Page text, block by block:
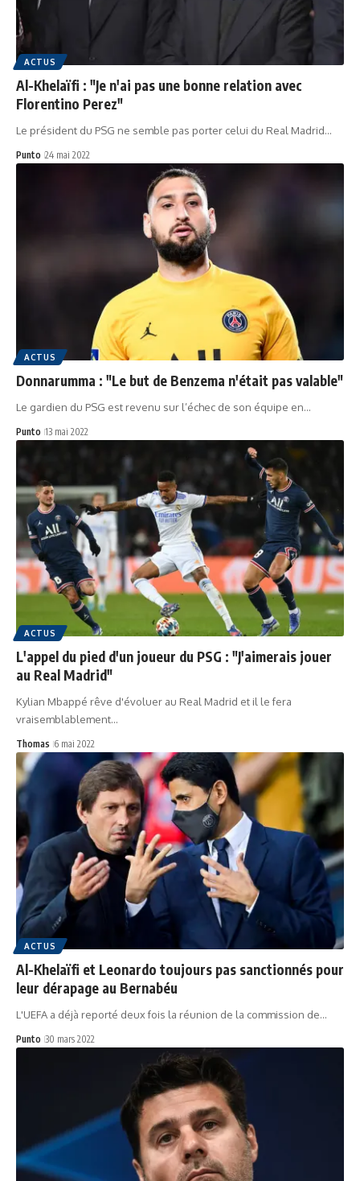
ACTUS
Al-Khelaïfi : "Je n'ai pas une bonne relation avec
Florentino Perez"
Le président du PSG ne semble pas porter celui du Real Madrid…
Punto 24 mai 2022
ACTUS
Donnarumma : "Le but de Benzema n'était pas valable"
Le gardien du PSG est revenu sur l’échec de son équipe en…
Punto 13 mai 2022
ACTUS
L'appel du pied d'un joueur du PSG : "J'aimerais jouer
au Real Madrid"
Kylian Mbappé rêve d'évoluer au Real Madrid et il le fera
vraisemblablement…
Thomas 6 mai 2022
ACTUS
Al-Khelaïfi et Leonardo toujours pas sanctionnés pour
leur dérapage au Bernabéu
L'UEFA a déjà reporté deux fois la réunion de la commission de…
Punto 30 mars 2022